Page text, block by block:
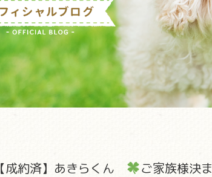
【成約済】あきらくん ご家族様決